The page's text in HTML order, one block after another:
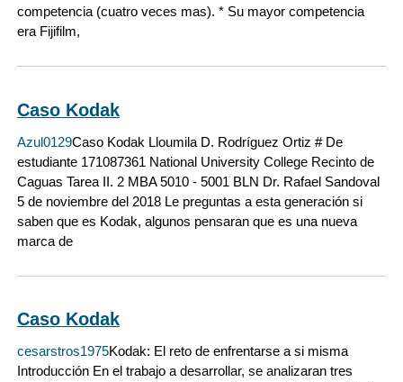
competencia (cuatro veces mas). * Su mayor competencia
era Fijifilm,
Caso Kodak
Azul0129Caso Kodak Lloumila D. Rodríguez Ortiz # De
estudiante 171087361 National University College Recinto de
Caguas Tarea II. 2 MBA 5010 - 5001 BLN Dr. Rafael Sandoval
5 de noviembre del 2018 Le preguntas a esta generación si
saben que es Kodak, algunos pensaran que es una nueva
marca de
Caso Kodak
cesarstros1975Kodak: El reto de enfrentarse a si misma
Introducción En el trabajo a desarrollar, se analizaran tres